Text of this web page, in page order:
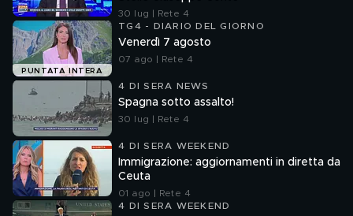
30 lug | Rete 4
PUNTATA INTERA
TG4 - DIARIO DEL GIORNO
Venerdì 7 agosto
07 ago | Rete 4
4 DI SERA NEWS
Spagna sotto assalto!
30 lug | Rete 4
4 DI SERA WEEKEND
Immigrazione: aggiornamenti in diretta da
Ceuta
01 ago | Rete 4
4 DI SERA WEEKEND